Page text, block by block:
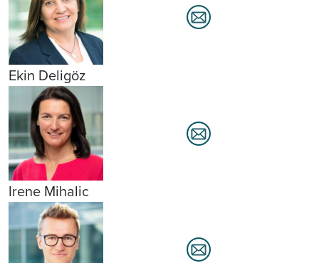
Ekin Deligöz
Irene Mihalic